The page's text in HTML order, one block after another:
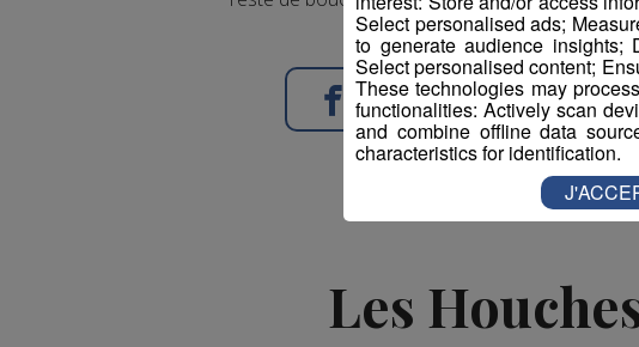
Partager sur Facebook
Les
Select personalised ads;
to generate audience insights;
Select personalised content;
These technologies may
functionalities: Actively scan
and combine offline data
characteristics for identification.